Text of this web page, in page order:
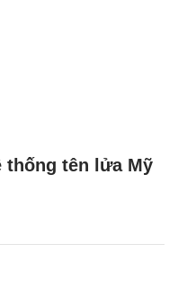
thống tên lửa Mỹ